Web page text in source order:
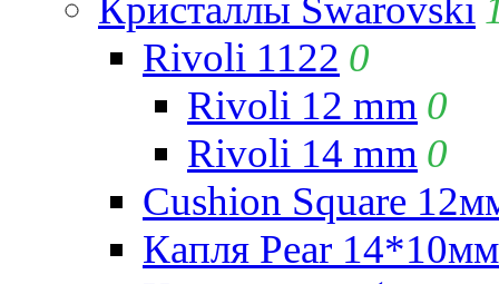
Кристаллы Swarovski
Rivoli 1122 0
Rivoli 12 mm 0
Rivoli 14 mm 0
Cushion Square
Капля Pear